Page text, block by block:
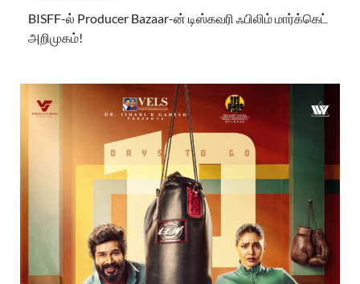
BISFF-ல் Producer Bazaar-ன் டிஸ்கவரி ஃபிலிம் மார்க்கெட்
அறிமுகம்!